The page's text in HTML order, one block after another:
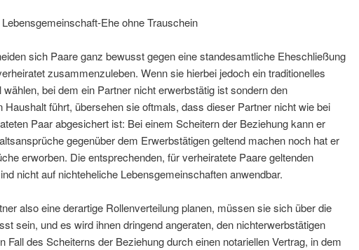
Ehe ohne Trauschein
sich Paare ganz bewusst gegen eine standesamtliche Eheschließung
zusammenzuleben. Wenn sie hierbei jedoch ein traditionelles
wählen, bei dem ein Partner nicht erwerbstätig ist sondern den
Haushalt führt, übersehen sie oftmals, dass dieser Partner nicht wie bei
Paar abgesichert ist: Bei einem Scheitern der Beziehung kann er
gegenüber dem Erwerbstätigen geltend machen noch hat er
erworben. Die entsprechenden, für verheiratete Paare geltenden
nicht auf nichteheliche Lebensgemeinschaften anwendbar.
also eine derartige Rollenverteilung planen, müssen sie sich über die
sein, und es wird ihnen dringend angeraten, den nichterwerbstätigen
Fall des Scheiterns der Beziehung durch einen notariellen Vertrag, in dem